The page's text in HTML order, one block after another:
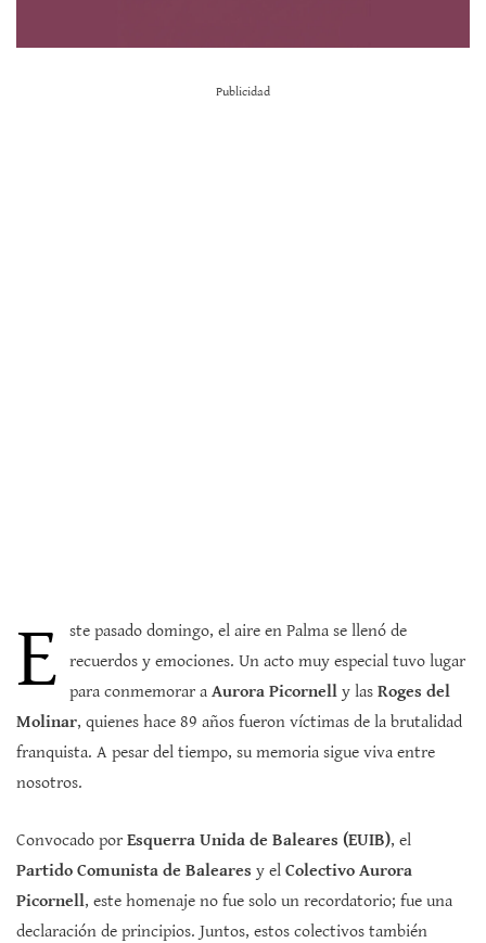
Publicidad
E
ste pasado domingo, el aire en Palma se llenó de
recuerdos y emociones. Un acto muy especial tuvo lugar
para conmemorar a Aurora Picornell y las Roges del
Molinar, quienes hace 89 años fueron víctimas de la brutalidad
franquista. A pesar del tiempo, su memoria sigue viva entre
nosotros.
Convocado por Esquerra Unida de Baleares (EUIB), el
Partido Comunista de Baleares y el Colectivo Aurora
Picornell, este homenaje no fue solo un recordatorio; fue una
declaración de principios. Juntos, estos colectivos también